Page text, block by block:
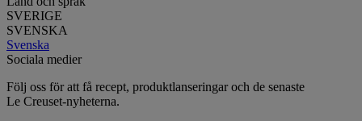
SVERIGE
SVENSKA
Svenska
Sociala medier
Följ oss för att få recept, produktlanseringar och de senaste
Le Creuset-nyheterna.